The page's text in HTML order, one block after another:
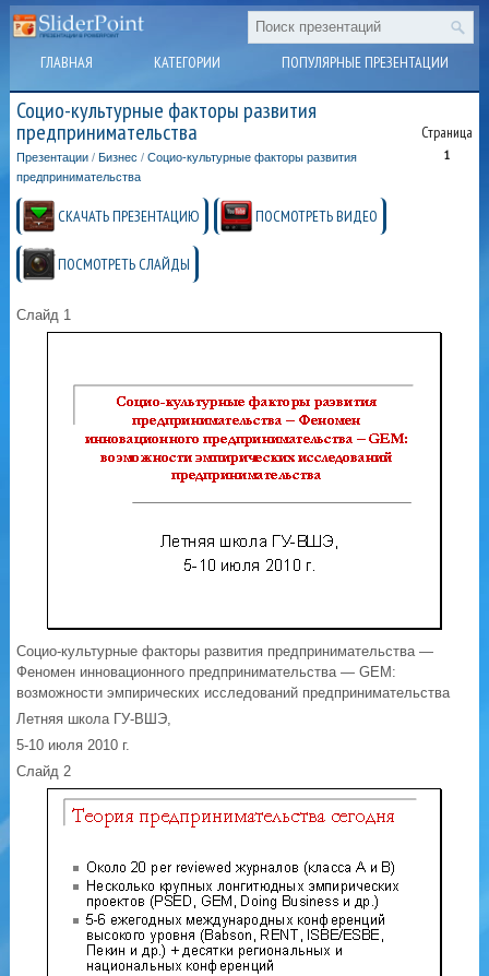
ГЛАВНАЯ КАТЕГОРИИ ПОПУЛЯРНЫЕ ПРЕЗЕНТАЦИИ
Социо-культурные факторы развития
предпринимательства Страница
1
Презентации / Бизнес /Социо-культурные факторы развития
предпринимательства
СКАЧАТЬ ПРЕЗЕНТАЦИЮ ПОСМОТРЕТЬ ВИДЕО
ПОСМОТРЕТЬ СЛАЙДЫ
Слайд 1
Социо-культурные факторы развития предпринимательства —
Феномен инновационного предпринимательства — GEM:
возможности эмпирических исследований предпринимательства
Летняя школа ГУ-ВШЭ,
5-10 июля 2010 г.
Слайд 2